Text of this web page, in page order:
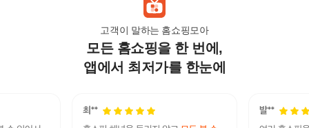
고객이 말하는 홈쇼핑모아
모든 홈쇼핑을 한 번에,
앱에서 최저가를 한눈에
[로질리]비쥬 로맨틱 블라우스
5,550 원